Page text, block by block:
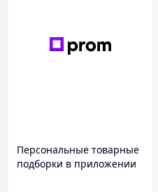
Персональные товарные
подборки в приложении